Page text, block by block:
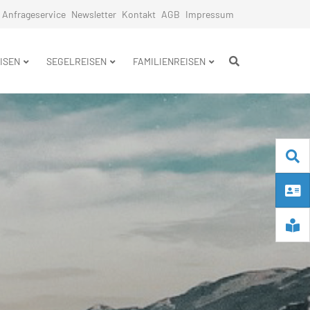
Anfrageservice Newsletter Kontakt AGB Impressum
SEGELREISEN FAMILIENREISEN